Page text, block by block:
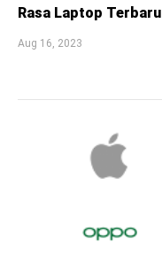
Rasa Laptop Terbaru
Aug 16, 2023